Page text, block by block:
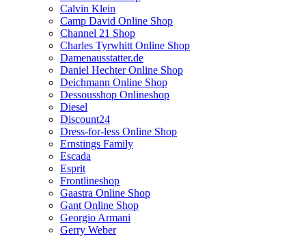
Calvin Klein
Camp David Online Shop
Channel 21 Shop
Charles Tyrwhitt Online Shop
Damenausstatter.de
Daniel Hechter Online Shop
Deichmann Online Shop
Dessousshop Onlineshop
Diesel
Discount24
Dress-for-less Online Shop
Ernstings Family
Escada
Esprit
Frontlineshop
Gaastra Online Shop
Gant Online Shop
Georgio Armani
Gerry Weber